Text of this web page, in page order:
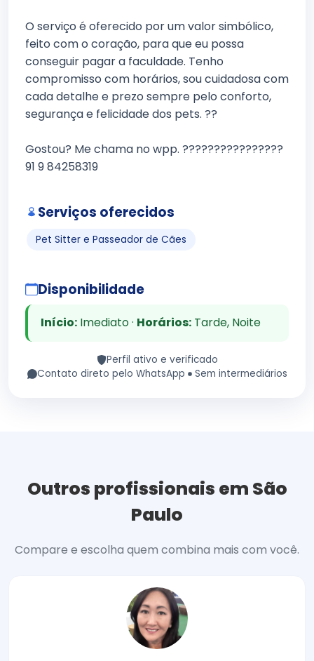
O serviço é oferecido por um valor simbólico,
feito com o coração, para que eu possa
conseguir pagar a faculdade. Tenho
compromisso com horários, sou cuidadosa com
cada detalhe e prezo sempre pelo conforto,
segurança e felicidade dos pets. ??
Gostou? Me chama no wpp. ????????????????
91 9 84258319
Serviços oferecidos
Pet Sitter e Passeador de Cães
Disponibilidade
Início:Imediato · Horários:Tarde, Noite
Perfil ativo e verificado
Contato direto pelo WhatsApp
Sem intermediários
Outros profissionais em São
Paulo
Compare e escolha quem combina mais com você.